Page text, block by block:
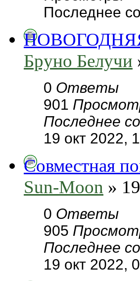
Последнее
Бруно Белучи
0 Ответы
901
Последнее
19 окт 2022,
Совместная
Sun-Moon »
0 Ответы
905
Последнее
19 окт 2022,